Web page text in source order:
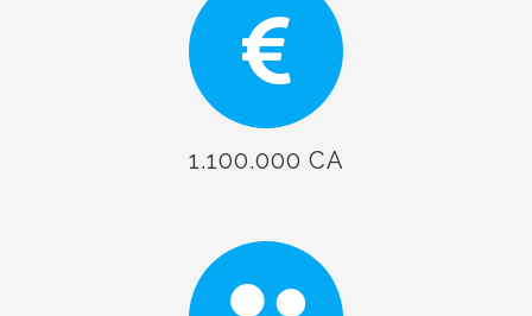
1.100.000 CA